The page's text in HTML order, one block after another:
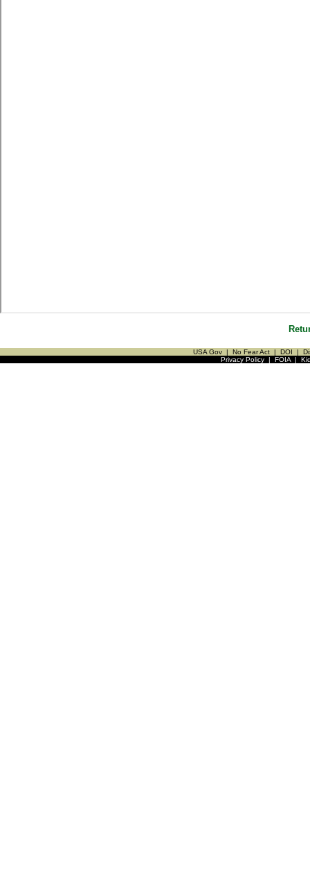
USA Gov | No Fear Act | DOI |
Privacy Policy| FOIA|